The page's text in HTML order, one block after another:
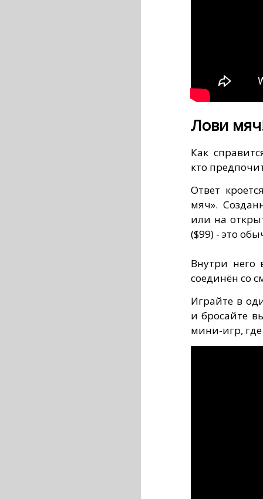
Лови
Как
кто
Ответ
мяч».
или на
($99) - это
Внутри него
соединён со
Играйте в
и бросайте
мини-игр,